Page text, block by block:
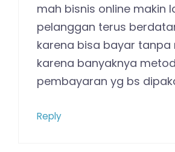
mah bisnis online makin
pelanggan terus
karena bisa bayar tanpa
karena banyaknya
pembayaran yg bs
Reply